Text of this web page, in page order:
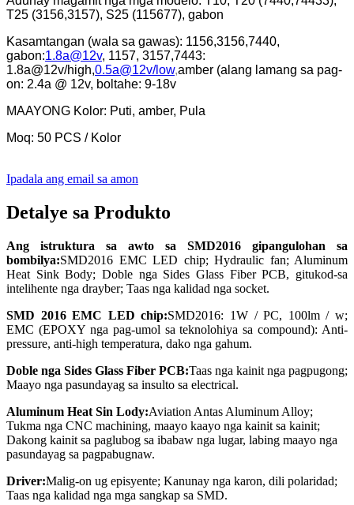
T25 (3156,3157), S25 (115677), gabon
Kasamtangan (wala sa gawas): 1156,3156,7440,
gabon:1.8a@12v, 1157, 3157,7443:
1.8a@12v/high,0.5a@12v/low,amber (alang lamang sa pag-
on: 2.4a @ 12v, boltahe: 9-18v
MAAYONG Kolor: Puti, amber, Pula
Moq: 50 PCS / Kolor
Ipadala ang email sa amon
Detalye sa Produkto
Ang istruktura sa awto sa SMD2016 gipangulohan sa
bombilya:SMD2016 EMC LED chip; Hydraulic fan; Aluminum
Heat Sink Body; Doble nga Sides Glass Fiber PCB, gitukod-sa
intelihente nga drayber; Taas nga kalidad nga socket.
SMD 2016 EMC LED chip:SMD2016: 1W / PC, 100lm / w;
EMC (EPOXY nga pag-umol sa teknolohiya sa compound): Anti-
pressure, anti-high temperatura, dako nga gahum.
Doble nga Sides Glass Fiber PCB:Taas nga kainit nga pagpugong;
Maayo nga pasundayag sa insulto sa electrical.
Aluminum Heat Sin Lody:Aviation Antas Aluminum Alloy;
Tukma nga CNC machining, maayo kaayo nga kainit sa kainit;
Dakong kainit sa paglubog sa ibabaw nga lugar, labing maayo nga
pasundayag sa pagpabugnaw.
Driver:Malig-on ug episyente; Kanunay nga karon, dili polaridad;
Taas nga kalidad nga mga sangkap sa SMD.